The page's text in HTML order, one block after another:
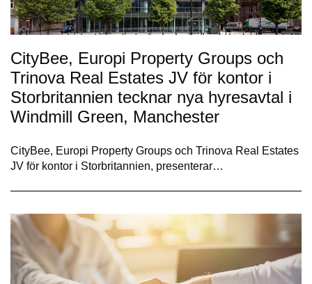
CityBee, Europi Property Groups och
Trinova Real Estates JV för kontor i
Storbritannien tecknar nya hyresavtal i
Windmill Green, Manchester
CityBee, Europi Property Groups och Trinova Real Estates
JV för kontor i Storbritannien, presenterar…